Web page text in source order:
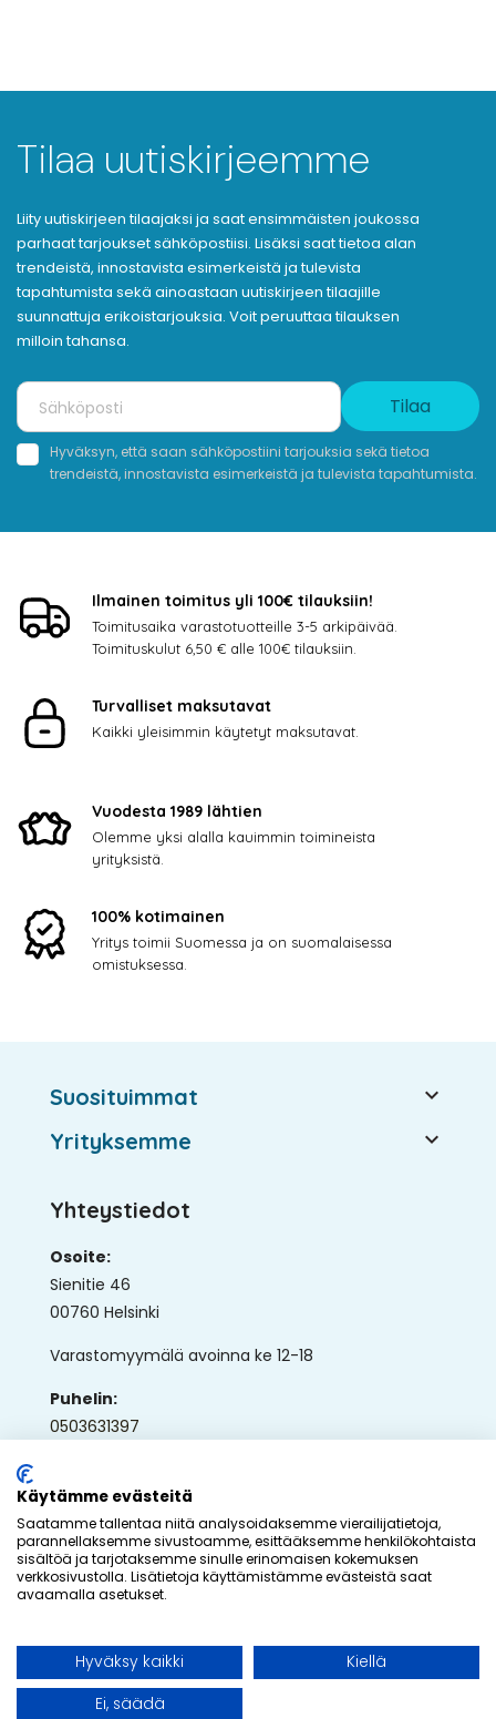
Tilaa uutiskirjeemme
Liity uutiskirjeen tilaajaksi ja saat ensimmäisten joukossa
parhaat tarjoukset sähköpostiisi. Lisäksi saat tietoa alan
trendeistä, innostavista esimerkeistä ja tulevista
tapahtumista sekä ainoastaan uutiskirjeen tilaajille
suunnattuja erikoistarjouksia. Voit peruuttaa tilauksen
milloin tahansa.
Tilaa
Hyväksyn, että saan sähköpostiini tarjouksia sekä tietoa
trendeistä, innostavista esimerkeistä ja tulevista tapahtumista.
Ilmainen toimitus yli 100€ tilauksiin!
Toimitusaika varastotuotteille 3-5 arkipäivää.
Toimituskulut 6,50 € alle 100€ tilauksiin.
Turvalliset maksutavat
Kaikki yleisimmin käytetyt maksutavat.
Vuodesta 1989 lähtien
Olemme yksi alalla kauimmin toimineista
yrityksistä.
100% kotimainen
Yritys toimii Suomessa ja on suomalaisessa
omistuksessa.
Suosituimmat 
Yrityksemme 
Yhteystiedot
Osoite:
Sienitie 46
00760 Helsinki
Varastomyymälä avoinna ke 12-18
Puhelin:
0503631397
ap@ullaka.fi
© 2026 - Ullaka Oy
Toteutus:Inlean Creative
Käytämme evästeitä
Saatamme tallentaa niitä analysoidaksemme vierailijatietoja,
parannellaksemme sivustoamme, esittääksemme henkilökohtaista
sisältöä ja tarjotaksemme sinulle erinomaisen kokemuksen
verkkosivustolla. Lisätietoja käyttämistämme evästeistä saat
avaamalla asetukset.
Hyväksy kaikki
Kiellä
Ei, säädä